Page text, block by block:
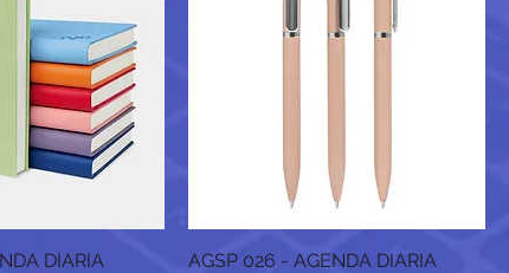
DIARIA
AGSP 026 - AGENDA DIARIA